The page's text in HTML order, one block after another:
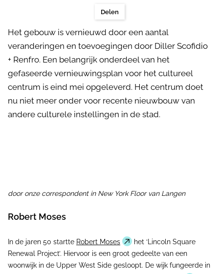
Delen
Het gebouw is vernieuwd door een aantal
veranderingen en toevoegingen door Diller Scofidio
+ Renfro. Een belangrijk onderdeel van het
gefaseerde vernieuwingsplan voor het cultureel
centrum is eind mei opgeleverd. Het centrum doet
nu niet meer onder voor recente nieuwbouw van
andere culturele instellingen in de stad.
door onze correspondent in New York Floor van Langen
Robert Moses
In de jaren 50 startte Robert Moses
het ‘Lincoln Square
Renewal Project’. Hiervoor is een groot gedeelte van een
woonwijk in de Upper West Side gesloopt. De wijk fungeerde in